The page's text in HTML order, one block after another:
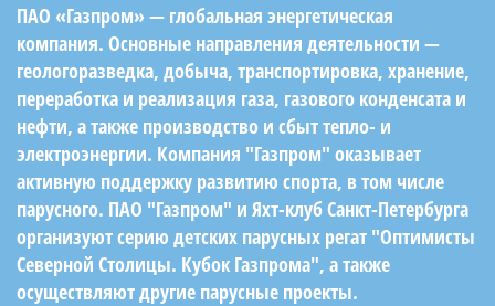
ПАО «Газпром» — глобальная энергетическая
компания. Основные направления деятельности —
геологоразведка, добыча, транспортировка, хранение,
переработка и реализация газа, газового конденсата и
нефти, а также производство и сбыт тепло- и
электроэнергии. Компания "Газпром" оказывает
активную поддержку развитию спорта, в том числе
парусного. ПАО "Газпром" и Яхт-клуб Санкт-Петербурга
организуют серию детских парусных регат "Оптимисты
Северной Столицы. Кубок Газпрома", а также
осуществляют другие парусные проекты.